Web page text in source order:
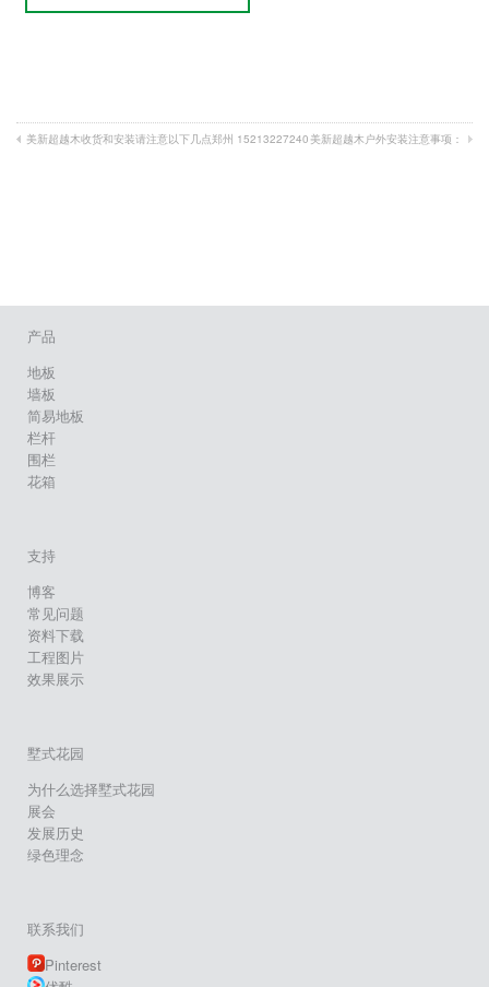
美新超越木收货和安装请注意以下几点郑州 15213227240 美新超越木户外安装注意事项：
产品
地板
墙板
简易地板
栏杆
围栏
花箱
支持
博客
常见问题
资料下载
工程图片
效果展示
墅式花园
为什么选择墅式花园
展会
发展历史
绿色理念
联系我们
Pinterest